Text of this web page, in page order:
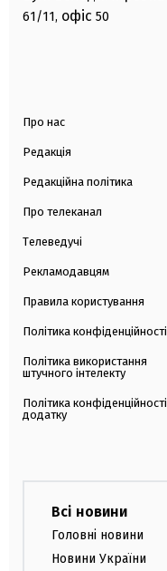
61/11, офіс 50
Про нас
Редакція
Редакційна політика
Про телеканал
Телеведучі
Рекламодавцям
Правила користування
Політика конфіденційності
Політика використання
штучного інтелекту
Політика конфіденційності
додатку
Всі новини
Головні новини
Новини України